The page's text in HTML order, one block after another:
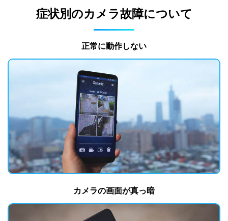
症状別のカメラ故障について
正常に動作しない
カメラの画面が真っ暗